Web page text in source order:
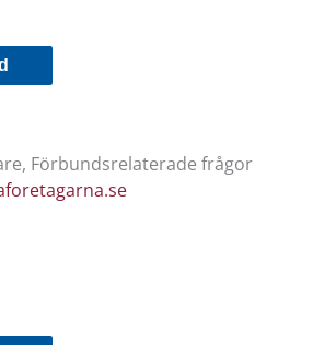
Förbundsrelaterade frågor